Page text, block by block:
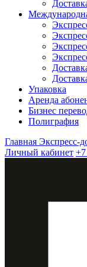
Упаковка
Аренда
Бизнес
Полиграфия
Главная Экспресс-
Личный кабинет